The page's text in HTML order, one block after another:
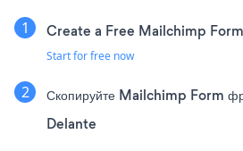
Create a Free Mailchimp
Start for free now
Скопируйте Mailchimp Form
Delante